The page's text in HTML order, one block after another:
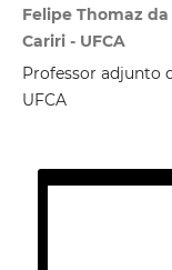
Felipe Thomaz
Cariri - UFCA
Professor adjunto
UFCA